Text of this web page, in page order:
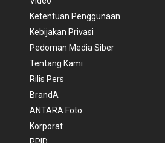
Ketentuan Penggunaan
Kebijakan Privasi
Pedoman Media Siber
Tentang Kami
Rilis Pers
BrandA
ANTARA Foto
Korporat